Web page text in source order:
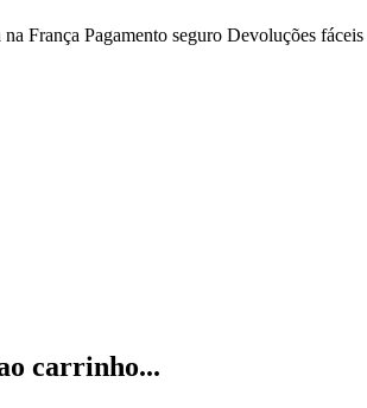
França Pagamento seguro Devoluções fáceis
carrinho...